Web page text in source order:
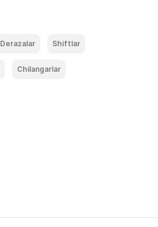
Derazalar Shiftlar
Chilangarlar